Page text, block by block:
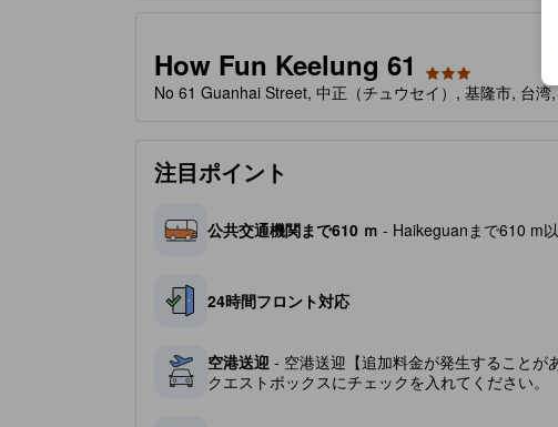
How Fun Keelung 61
No 61 Guanhai Street, 中正（チュウセイ）, 基隆市, 台湾
注目ポイント
公共交通機関まで610 ｍ - Haikeguanまで610 m
24時間フロント対応
空港送迎 - 空港送迎【追加料金が発生することが
クエストボックスにチェックを入れてください。